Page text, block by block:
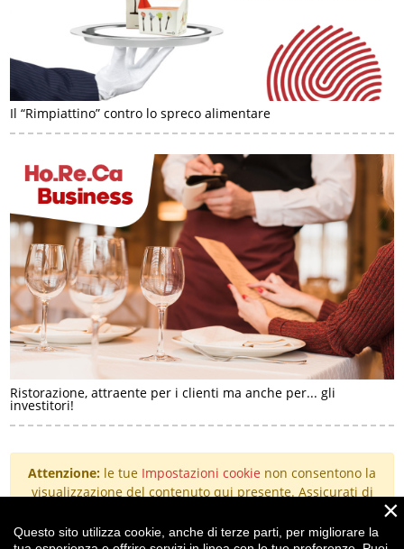
Il “Rimpiattino” contro lo spreco alimentare
Ristorazione, attraente per i clienti ma anche per... gli
investitori!
Attenzione: le tue Impostazioni cookie non consentono la
visualizzazione del contenuto qui presente. Assicurati di
dell'esperienza".
×
Questo sito utilizza cookie, anche di terze parti, per migliorare la